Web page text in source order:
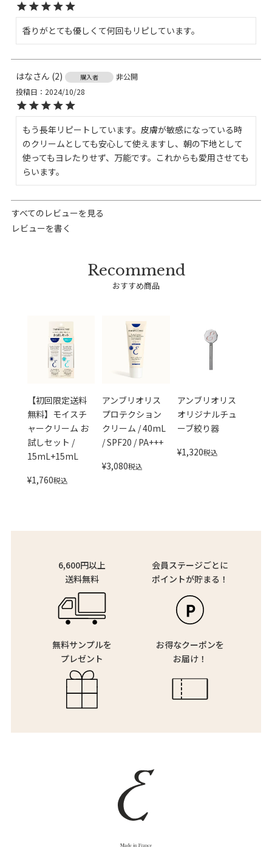
香りがとても優しくて何回もリピしています。
はな 2 購入者
非公開
投稿日
2024/10/28
もう長年リピートしています。皮膚が敏感になっている時
のクリームとしても安心して使えますし、朝の下地として
使ってもヨレたりせず、万能です。これからも愛用させても
らいます。
すべてのレビューを見る
レビューを書く
おすすめ商品
【初回限定送料
無料】モイスチ
ャークリーム お
試しセット /
15mL+15mL
¥1,760税込
アンブリオリス
プロテクション
クリーム / 40mL
/ SPF20 / PA+++
¥3,080税込
アンブリオリス
オリジナルチュ
ーブ絞り器
¥1,320税込
6,600円以上
送料無料
会員ステージごとに
ポイントが貯まる！
無料サンプルを
プレゼント
お得なクーポンを
お届け！